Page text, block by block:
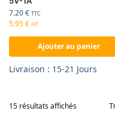
7.20€ TTC
5.95€ HT
Ajouter au panier
Livraison : 15-21 Jours
15 résultats affichés